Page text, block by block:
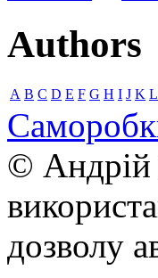
Authors
A B C D E F G H I J K L
© Андрій
дозволу